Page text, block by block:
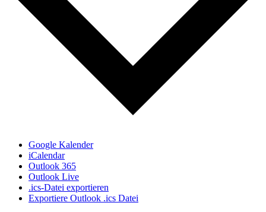
Google Kalender
iCalendar
Outlook 365
Outlook Live
.ics-Datei exportieren
Exportiere Outlook .ics Datei